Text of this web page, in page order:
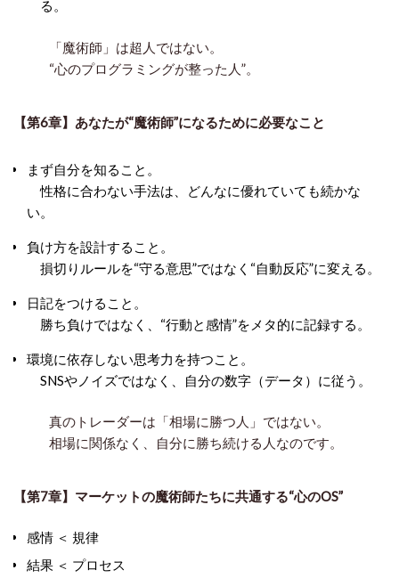
る。
「魔術師」は超人ではない。
“心のプログラミングが整った人”。
【第6章】あなたが“魔術師”になるために必要なこと
まず自分を知ること。
性格に合わない手法は、どんなに優れていても続かな
い。
負け方を設計すること。
損切りルールを“守る意思”ではなく“自動反応”に変える。
日記をつけること。
勝ち負けではなく、“行動と感情”をメタ的に記録する。
環境に依存しない思考力を持つこと。
SNSやノイズではなく、自分の数字（データ）に従う。
真のトレーダーは「相場に勝つ人」ではない。
相場に関係なく、自分に勝ち続ける人 なのです。
【第7章】マーケットの魔術師たちに共通する“心のOS”
感情 ＜ 規律
結果 ＜ プロセス